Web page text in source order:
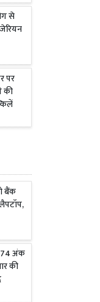
से
पर
की
बैंक
अंक
की